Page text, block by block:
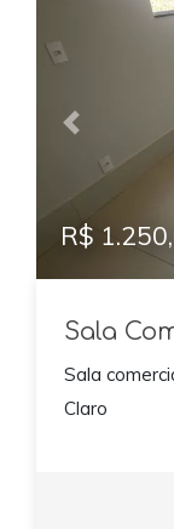
Previous
R$
Sala
Sala
Claro